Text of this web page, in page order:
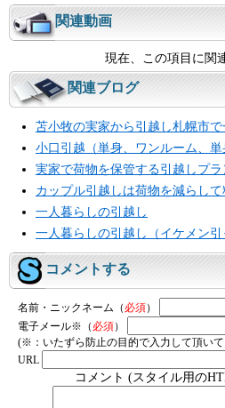
関連動画
現在、この項目に関
関連ブログ
苫小牧の実家から引越し札幌市で
小口引越（単身、ワンルーム、
実家で荷物を保管する引越しプラ
カップル引越しは荷物を減らして
一人暮らしの引越し
一人暮らしの引越し（イケメン引
コメントする
名前・ニックネーム（ 必須）
電子メール※（ 必須）
(※：いたずら防止の目的で入力して頂いて
URL
コメント (スタイル用の